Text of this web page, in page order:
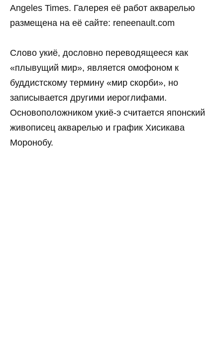
Angeles Times. Галерея её работ акварелью
размещена на её сайте: reneenault.com
Слово укиё, дословно переводящееся как
«плывущий мир», является омофоном к
буддистскому термину «мир скорби», но
записывается другими иероглифами.
Основоположником укиё-э считается японский
живописец акварелью и график Хисикава
Моронобу.